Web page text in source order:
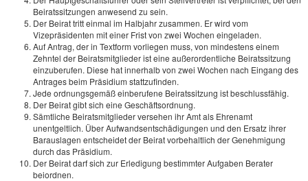
Beiratssitzungen anwesend zu sein.
Der Beirat tritt einmal im Halbjahr zusammen. Er wird vom
Vizepräsidenten mit einer Frist von zwei Wochen eingeladen.
Auf Antrag, der in Textform vorliegen muss, von mindestens einem
Zehntel der Beiratsmitglieder ist eine außerordentliche Beiratssitzung
einzuberufen. Diese hat innerhalb von zwei Wochen nach Eingang des
Antrages beim Präsidium stattzufinden.
Jede ordnungsgemäß einberufene Beiratssitzung ist beschlussfähig.
Der Beirat gibt sich eine Geschäftsordnung.
Sämtliche Beiratsmitglieder versehen ihr Amt als Ehrenamt
unentgeltlich. Über Aufwandsentschädigungen und den Ersatz ihrer
Barauslagen entscheidet der Beirat vorbehaltlich der Genehmigung
durch das Präsidium.
Der Beirat darf sich zur Erledigung bestimmter Aufgaben Berater
beiordnen.